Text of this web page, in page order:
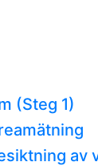
(Steg 1)
av